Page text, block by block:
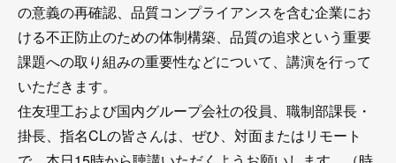
の意義の再確認、品質コンプライアンスを含む企業にお
ける不正防止のための体制構築、品質の追求という重要
課題への取り組みの重要性などについて、講演を行って
いただきます。
住友理工および国内グループ会社の役員、職制部課長・
掛長、指名CLの皆さんは、ぜひ、対面またはリモート